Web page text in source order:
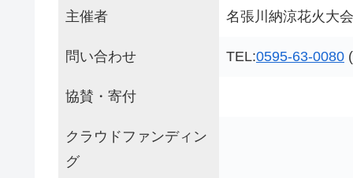
主催者 名張川納涼花火大
問い合わせ TEL:0595-63-0080
協賛・寄付
クラウドファンディン
グ